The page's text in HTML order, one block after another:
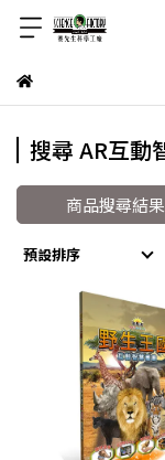
搜尋 AR互動
商品搜尋結
預設排序